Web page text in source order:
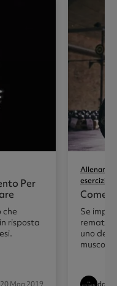
Per
che
risposta
esercizi
Come
Se
uno dei